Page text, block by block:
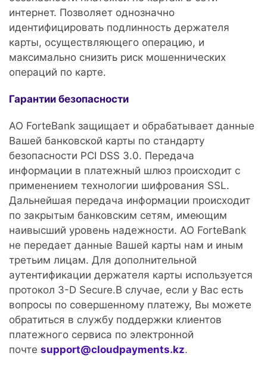
интернет. Позволяет однозначно
идентифицировать подлинность держателя
карты, осуществляющего операцию, и
максимально снизить риск мошеннических
операций по карте.
Гарантии безопасности
АО ForteBank защищает и обрабатывает данные
Вашей банковской карты по стандарту
безопасности PCI DSS 3.0. Передача
информации в платежный шлюз происходит с
применением технологии шифрования SSL.
Дальнейшая передача информации происходит
по закрытым банковским сетям, имеющим
наивысший уровень надежности. АО ForteBank
не передает данные Вашей карты нам и иным
третьим лицам. Для дополнительной
аутентификации держателя карты используется
протокол 3-D Secure.В случае, если у Вас есть
вопросы по совершенному платежу, Вы можете
обратиться в службу поддержки клиентов
платежного сервиса по электронной
почте support@cloudpayments.kz.